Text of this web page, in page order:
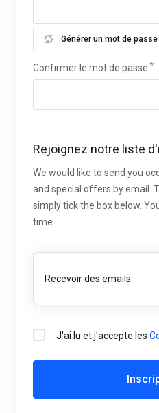
Générer un mot de passe
Confirmer le mot de passe
Rejoignez notre liste
We would like to send you
and special offers by email.
simply tick the box below.
time.
Recevoir des emails:
J'ai lu et j'accepte les